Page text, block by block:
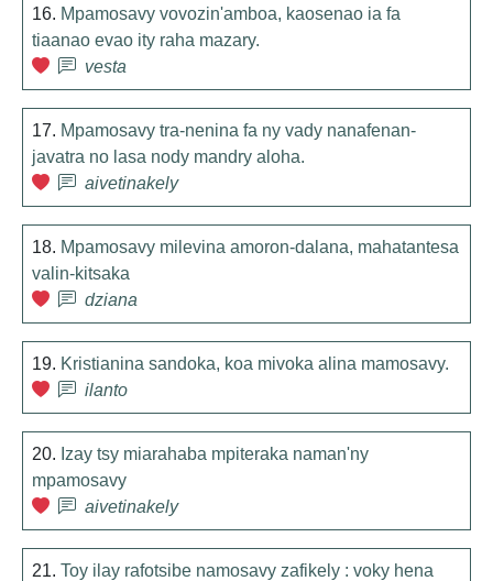
16. Mpamosavy vovozin'amboa, kaosenao ia fa
tiaanao evao ity raha mazary.
vesta
17. Mpamosavy tra-nenina fa ny vady nanafenan-
javatra no lasa nody mandry aloha.
aivetinakely
18. Mpamosavy milevina amoron-dalana, mahatantesa
valin-kitsaka
dziana
19. Kristianina sandoka, koa mivoka alina mamosavy.
ilanto
20. Izay tsy miarahaba mpiteraka naman'ny
mpamosavy
aivetinakely
21. Toy ilay rafotsibe namosavy zafikely : voky hena